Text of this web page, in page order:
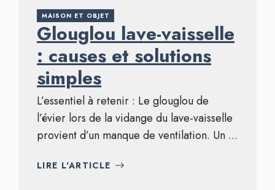
MAISON ET OBJET
Glouglou lave-vaisselle
: causes et solutions
simples
L’essentiel à retenir : Le glouglou de
l’évier lors de la vidange du lave-vaisselle
provient d’un manque de ventilation. Un ...
LIRE L'ARTICLE